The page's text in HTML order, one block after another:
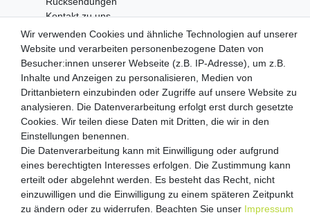
Kontakt zu uns
Zahlungsanbieter
Versandpartner
Wir verwenden Cookies und ähnliche Technologien auf unserer
Website und verarbeiten personenbezogene Daten von
Besucher:innen unserer Webseite (z.B. IP-Adresse), um z.B.
Inhalte und Anzeigen zu personalisieren, Medien von
Drittanbietern einzubinden oder Zugriffe auf unsere Website zu
analysieren. Die Datenverarbeitung erfolgt erst durch gesetzte
Cookies. Wir teilen diese Daten mit Dritten, die wir in den
Einstellungen benennen.
Die Datenverarbeitung kann mit Einwilligung oder aufgrund
eines berechtigten Interesses erfolgen. Die Zustimmung kann
erteilt oder abgelehnt werden. Es besteht das Recht, nicht
einzuwilligen und die Einwilligung zu einem späteren Zeitpunkt
zu ändern oder zu widerrufen. Beachten Sie unser Impressum